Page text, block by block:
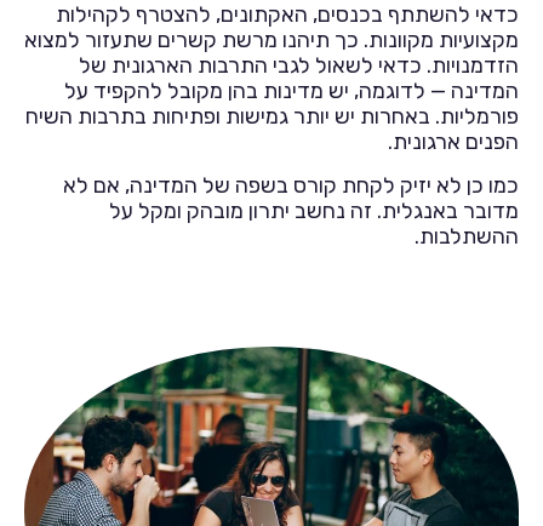
כדאי להשתתף בכנסים, האקתונים, להצטרף לקהילות
מקצועיות מקוונות. כך תיהנו מרשת קשרים שתעזור למצוא
הזדמנויות. כדאי לשאול לגבי התרבות הארגונית של
המדינה — לדוגמה, יש מדינות בהן מקובל להקפיד על
פורמליות. באחרות יש יותר גמישות ופתיחות בתרבות השיח
הפנים ארגונית.
כמו כן לא יזיק לקחת קורס בשפה של המדינה, אם לא
מדובר באנגלית. זה נחשב יתרון מובהק ומקל על
ההשתלבות.